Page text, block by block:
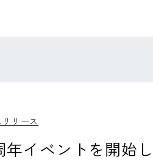
リリース
年イベントを開始